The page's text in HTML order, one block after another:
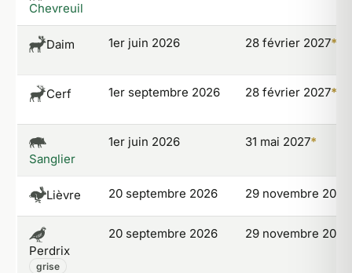
Chevreuil
Daim 1er juin 2026 28 février 2027*
Cerf 1er septembre 2026 28 février 2027*
Sanglier
1er juin 2026 31 mai 2027*
Lièvre 20 septembre 2026 29 novembre 2026
Perdrix
grise
20 septembre 2026 29 novembre 2026